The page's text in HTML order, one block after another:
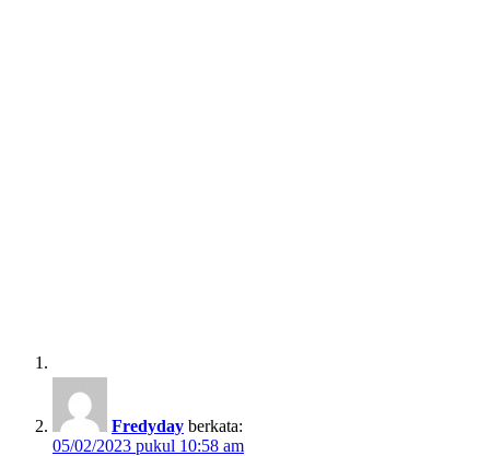
Fredyday berkata:
05/02/2023 pukul 10:58 am